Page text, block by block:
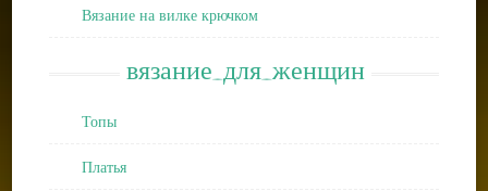
Вязание на вилке крючком
вязание_для_женщин
Топы
Платья